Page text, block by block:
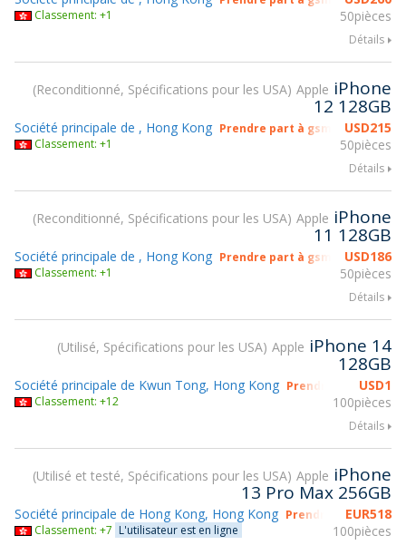
50pièces
Classement: +1
Détails
Reconditionné, Spécifications pour les USA Apple iPhone
12 128GB
USD215
50pièces
Société principale de , Hong Kong Prendre part à gsmX Hong Kong
Classement: +1
Détails
Reconditionné, Spécifications pour les USA Apple iPhone
11 128GB
USD186
50pièces
Société principale de , Hong Kong Prendre part à gsmX Hong Kong
Classement: +1
Détails
Utilisé, Spécifications pour les USA Apple iPhone 14
128GB
USD1
100pièces
Société principale de Kwun Tong, Hong Kong Prendre part à
Classement: +12
Détails
Utilisé et testé, Spécifications pour les USA Apple iPhone
13 Pro Max 256GB
EUR518
100pièces
Société principale de Hong Kong, Hong Kong Prendre part à gsmX
Classement: +7 L'utilisateur est en ligne